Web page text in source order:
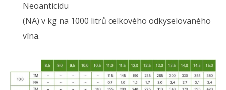
Neoanticidu
(NA) v kg na 1000 litrů celkového odkyselovaného
vína.